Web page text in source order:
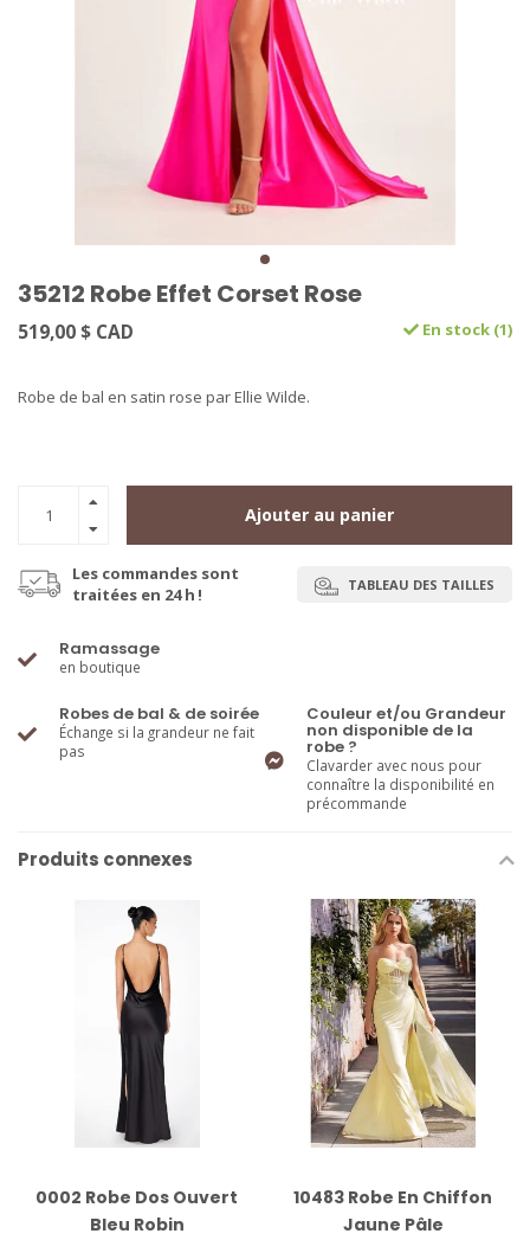
35212 Robe Effet Corset Rose
519,00 $ CAD En stock (1)
Robe de bal en satin rose par Ellie Wilde.
Ajouter au panier
Les commandes sont
traitées en 24 h !
TABLEAU DES TAILLES
Ramassage
en boutique
Robes de bal & de soirée
Échange si la grandeur ne fait
pas
Couleur et/ou Grandeur
non disponible de la
robe ?
Clavarder avec nous pour
connaître la disponibilité en
précommande
Produits connexes
0002 Robe Dos Ouvert
Bleu Robin
10483 Robe En Chiffon
Jaune Pâle